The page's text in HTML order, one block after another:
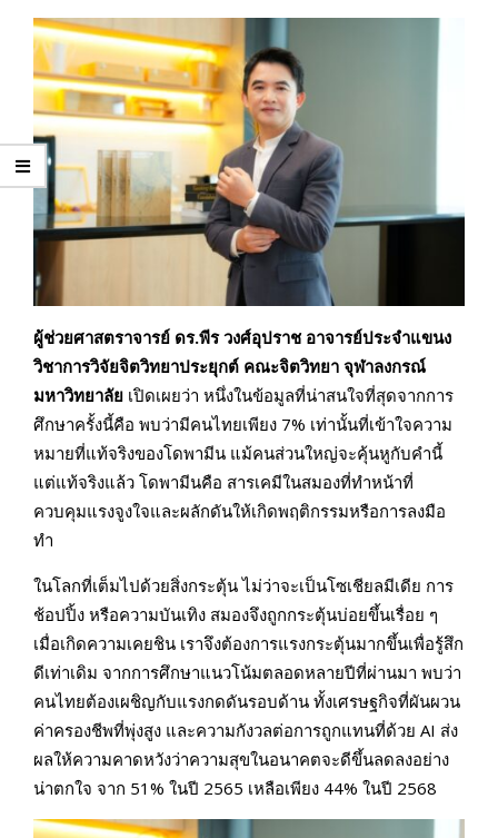
ผู้ช่วยศาสตราจารย์ ดร.พีร วงศ์อุปราช อาจารย์ประจำแขนง
วิชาการวิจัยจิตวิทยาประยุกต์ คณะจิตวิทยา จุฬาลงกรณ์
มหาวิทยาลัย เปิดเผยว่า หนึ่งในข้อมูลที่น่าสนใจที่สุดจากการ
ศึกษาครั้งนี้คือ พบว่ามีคนไทยเพียง 7% เท่านั้นที่เข้าใจความ
หมายที่แท้จริงของโดพามีน แม้คนส่วนใหญ่จะคุ้นหูกับคำนี้
แต่แท้จริงแล้ว โดพามีนคือ สารเคมีในสมองที่ทำหน้าที่
ควบคุมแรงจูงใจและผลักดันให้เกิดพฤติกรรมหรือการลงมือ
ทำ
ในโลกที่เต็มไปด้วยสิ่งกระตุ้น ไม่ว่าจะเป็นโซเชียลมีเดีย การ
ช้อปปิ้ง หรือความบันเทิง สมองจึงถูกกระตุ้นบ่อยขึ้นเรื่อย ๆ
เมื่อเกิดความเคยชิน เราจึงต้องการแรงกระตุ้นมากขึ้นเพื่อรู้สึก
ดีเท่าเดิม จากการศึกษาแนวโน้มตลอดหลายปีที่ผ่านมา พบว่า
คนไทยต้องเผชิญกับแรงกดดันรอบด้าน ทั้งเศรษฐกิจที่ผันผวน
ค่าครองชีพที่พุ่งสูง และความกังวลต่อการถูกแทนที่ด้วย AI ส่ง
ผลให้ความคาดหวังว่าความสุขในอนาคตจะดีขึ้นลดลงอย่าง
น่าตกใจ จาก 51% ในปี 2565 เหลือเพียง 44% ในปี 2568